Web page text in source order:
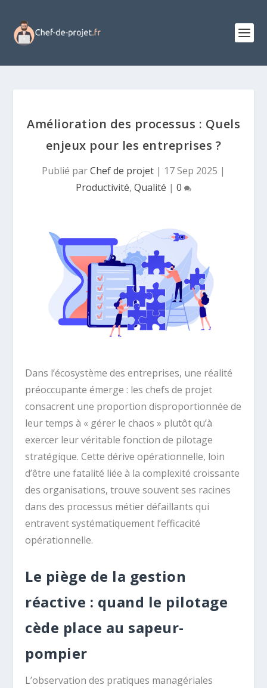
Amélioration des processus : Quels
enjeux pour les entreprises ?
Publié parChef de projet | 17 Sep 2025 |
Productivité, Qualité | 0
Dans l’écosystème des entreprises, une réalité
préoccupante émerge : les chefs de projet
consacrent une proportion disproportionnée de
leur temps à « gérer le chaos » plutôt qu’à
exercer leur véritable fonction de pilotage
stratégique. Cette dérive opérationnelle, loin
d’être une fatalité liée à la complexité croissante
des organisations, trouve souvent ses racines
dans des processus métier défaillants qui
entravent systématiquement l’efficacité
opérationnelle.
Le piège de la gestion
réactive : quand le pilotage
cède place au sapeur-
pompier
L’observation des pratiques managériales